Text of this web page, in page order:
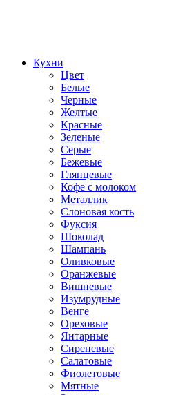
Кухни
Цвет
Белые
Черные
Желтые
Красные
Зеленые
Серые
Бежевые
Глянцевые
Кофе с молоком
Металлик
Слоновая кость
Фуксия
Шоколад
Шампань
Оливковые
Оранжевые
Вишневые
Изумрудные
Венге
Ореховые
Янтарные
Сиреневые
Салатовые
Фиолетовые
Мятные